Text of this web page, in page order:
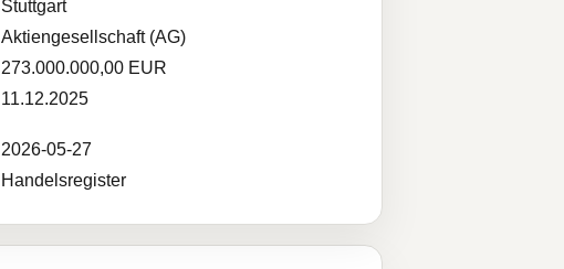
Stuttgart
Aktiengesellschaft (AG)
273.000.000,00 EUR
11.12.2025
2026-05-27
Handelsregister